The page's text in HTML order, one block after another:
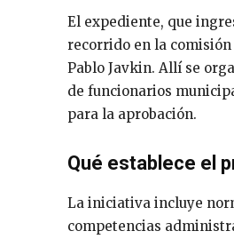
El expediente, que
recorrido en la
Pablo Javkin. Allí se
de funcionarios
para la aprobación.
Qué establece el
La iniciativa incluye
competencias